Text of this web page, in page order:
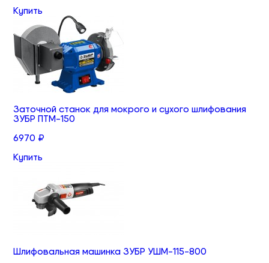
Купить
Заточной станок для мокрого и сухого шлифования
ЗУБР ПТМ-150
6970 ₽
Купить
Шлифовальная машинка ЗУБР УШМ-115-800